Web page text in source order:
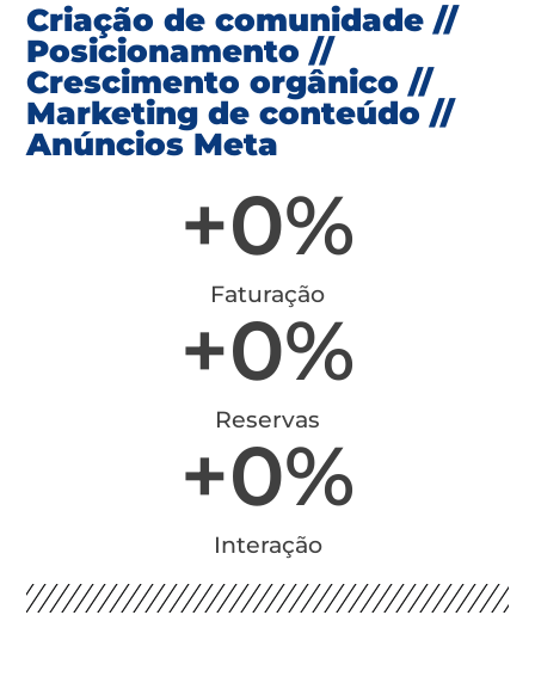
Criação de comunidade //
Posicionamento //
Crescimento orgânico //
Marketing de conteúdo //
Anúncios Meta
Faturação
+0%
Reservas
+0%
Interação
+0%